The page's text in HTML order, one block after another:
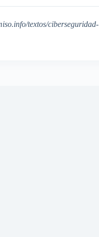
textos/ciberseguridad-